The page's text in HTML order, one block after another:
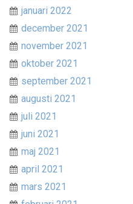
januari 2022
december 2021
november 2021
oktober 2021
september 2021
augusti 2021
juli 2021
juni 2021
maj 2021
april 2021
mars 2021